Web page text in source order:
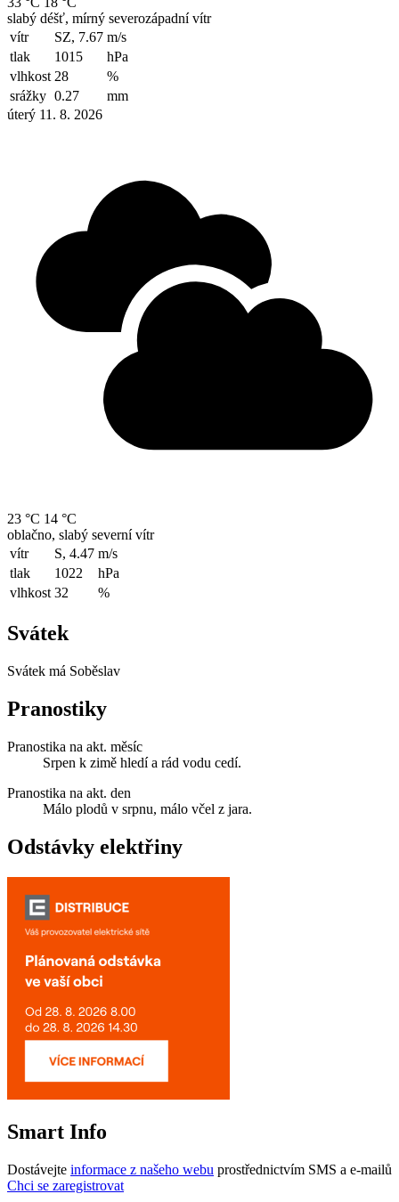
slabý déšť, mírný severozápadní vítr
vítr
SZ, 7.67 m/s
tlak
1015
hPa
vlhkost 28
%
srážky 0.27
mm
úterý 11. 8. 2026
23 °C 14 °C
oblačno, slabý severní vítr
vítr
S, 4.47 m/s
tlak
1022
hPa
vlhkost 32 %
Svátek
Svátek má Soběslav
Pranostiky
Pranostika na akt. měsíc
Srpen k zimě hledí a rád vodu cedí.
Pranostika na akt. den
Málo plodů v srpnu, málo včel z jara.
Odstávky elektřiny
Smart Info
Dostávejte informace z našeho webu prostřednictvím SMS a e-mailů
Chci se zaregistrovat